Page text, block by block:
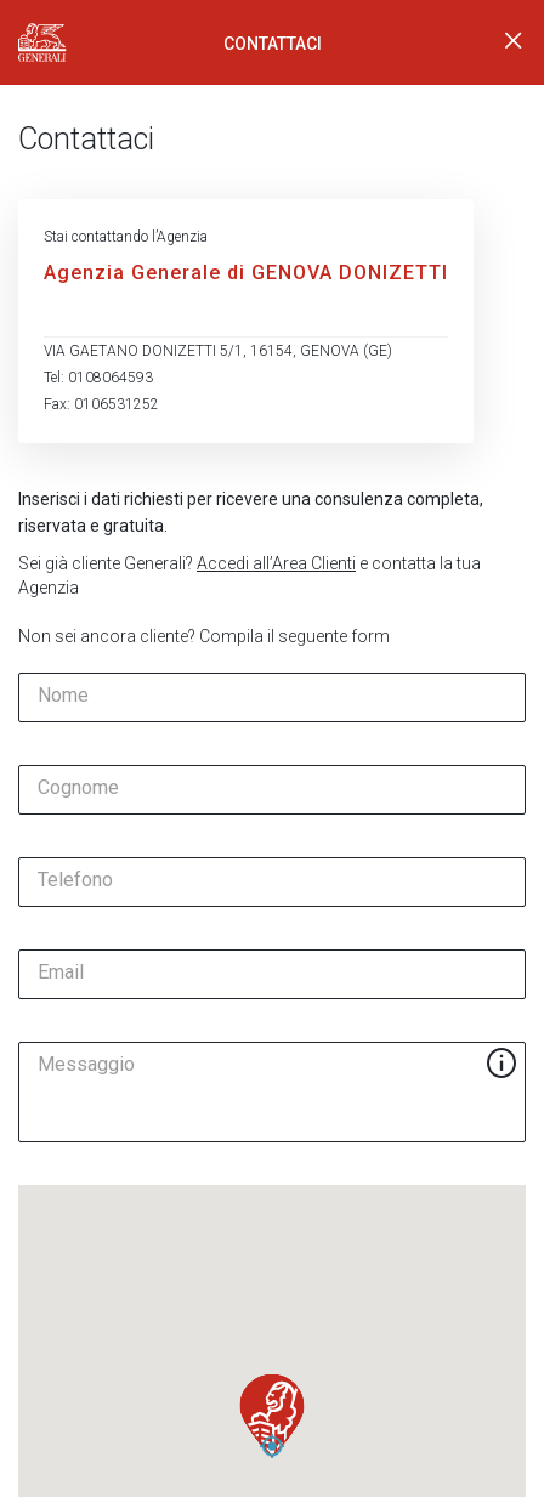
Generali Logo CONTATTACI
Contattaci
Inserisci i dati richiesti per ricevere una consulenza completa,
riservata e gratuita.
Sei già cliente Generali? Accedi all’Area Clienti e contatta la tua
Agenzia
Non sei ancora cliente? Compila il seguente form
Nome
Cognome
Telefono
Email
Messaggio
Stai contattando l’Agenzia
Agenzia Generale di GENOVA DONIZETTI
VIA GAETANO DONIZETTI 5/1, 16154, GENOVA (GE)
Tel: 0108064593
Fax: 0106531252